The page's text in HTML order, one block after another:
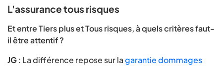
L'assurance tous risques
Et entre Tiers plus et Tous risques, à quels critères faut-
il être attentif ?
JG: La différence repose sur lagarantie dommages